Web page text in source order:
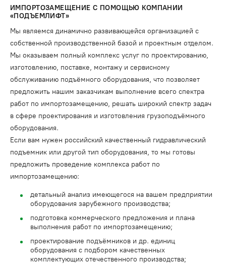
ИМПОРТОЗАМЕЩЕНИЕ С ПОМОЩЬЮ КОМПАНИИ
«ПОДЪЕМЛИФТ»
Мы являемся динамично развивающейся организацией с
собственной производственной базой и проектным отделом.
Мы оказываем полный комплекс услуг по проектированию,
изготовлению, поставке, монтажу и сервисному
обслуживанию подъёмного оборудования, что позволяет
предложить нашим заказчикам выполнение всего спектра
работ по импортозамещению, решать широкий спектр задач
в сфере проектирования и изготовления грузоподъёмного
оборудования.
Если вам нужен российский качественный гидравлический
подъемник или другой тип оборудования, то мы готовы
предложить проведение комплекса работ по
импортозамещению:
детальный анализ имеющегося на вашем предприятии
оборудования зарубежного производства;
подготовка коммерческого предложения и плана
выполнения работ по импортозамещению;
проектирование подъёмников и др. единиц
оборудования с подбором качественных
комплектующих отечественного производства;